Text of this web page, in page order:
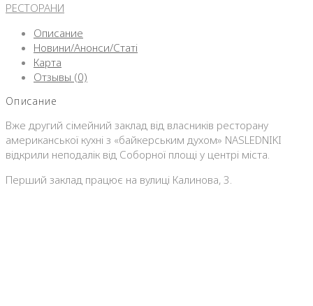
РЕСТОРАНИ
Описание
Новини/Анонси/Статі
Карта
Отзывы (0)
Описание
Вже другий сімейний заклад від власників ресторану
американської кухні з «байкерським духом» NASLEDNIKI
відкрили неподалік від Соборної площі у центрі міста.
Перший заклад працює на вулиці Калинова, 3.